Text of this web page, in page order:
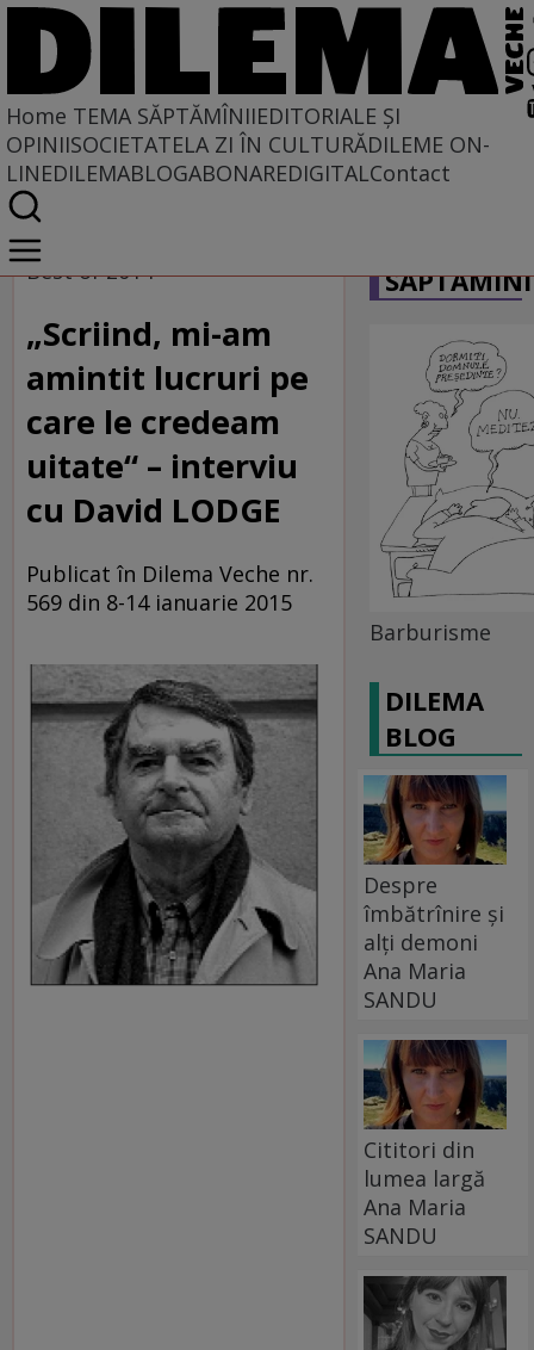
Home TEMA SĂPTĂMÎNIIEDITORIALE ȘI
OPINIISOCIETATELA ZI ÎN CULTURĂDILEME ON-
LINEDILEMABLOGABONAREDIGITALContact
Home
Tema săptămînii
Best of 2014
„Scriind, mi-am
amintit lucruri pe
care le credeam
uitate“ – interviu
cu David LODGE
Publicat în Dilema Veche nr.
569 din 8-14 ianuarie 2015
Barburisme
DILEMA
BLOG
Despre
îmbătrînire și
alți demoni
Ana Maria
SANDU
Cititori din
lumea largă
Ana Maria
SANDU